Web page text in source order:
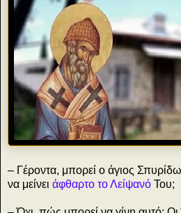
– Γέροντα, μπορεί ο άγιος
να μείνει άφθαρτο το Λείψανό Του;